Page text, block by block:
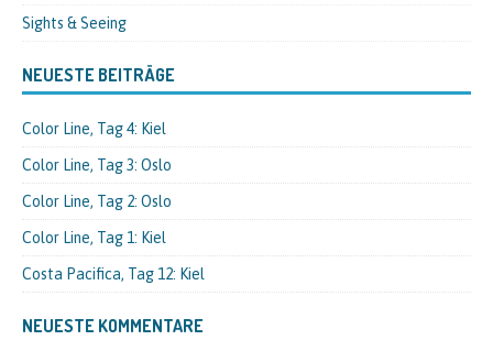
Sights & Seeing
NEUESTE BEITRÄGE
Color Line, Tag 4: Kiel
Color Line, Tag 3: Oslo
Color Line, Tag 2: Oslo
Color Line, Tag 1: Kiel
Costa Pacifica, Tag 12: Kiel
NEUESTE KOMMENTARE